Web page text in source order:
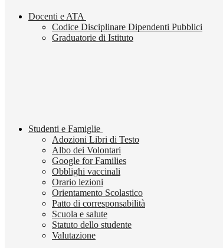
Docenti e ATA
Codice Disciplinare Dipendenti Pubblici
Graduatorie di Istituto
Studenti e Famiglie
Adozioni Libri di Testo
Albo dei Volontari
Google for Families
Obblighi vaccinali
Orario lezioni
Orientamento Scolastico
Patto di corresponsabilità
Scuola e salute
Statuto dello studente
Valutazione